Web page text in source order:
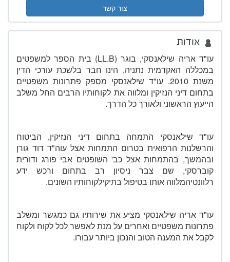
צור קשר
אודות
עו"ד אריה שילאנסקי, בוגר (LL.B) בית הספר למשפטים
במכללה האקדמית נתניה, הינו חבר בלשכת עורכי הדין
משנת 2010. עו"ד שילאנסקי מספק פתרונות משפטיים
בתחום דיני הנזיקין ומלווה את לקוחותיו הרבים החל משלב
הייעוץ הראשוני ולאורך כל הדרך.
עו"ד שילאנסקי התמחה בתחום דיני הנזיקין, הביטוח
והרשלנות הרפואית בטרום התמחות אצל עוה"ד דוד גורן
ובהמשך, בהתמחות אצל כב' השופטים אבי פורג ודורית
קוברסקי, שם צבר ניסיון רב בתחום ורכש ידע
רלוונטיהמלווה אותו בטיפול בתיקילקוחותיו השונים.
עו"ד אריה שילאנסקי מציע את שירותיו גם כמגשר ומשלב
פתרונות משפטיים ואחרים על מנת לאפשר לכל לקוח ולקוח
לקבל את המענה הטוב והנכון ביותר עבורו.